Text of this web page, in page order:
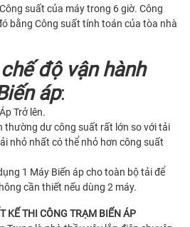
suất của máy trong 6 giờ. Công
bằng Công suất tính toán của tòa nhà
độ vận hành
áp:
Trở lên.
thường dư công suất rất lớn so với tải
nhỏ nhất có thể nhỏ hơn công suất
1 Máy Biến áp cho toàn bộ tải để
cần thiết nếu dùng 2 máy.
KẾ THI CÔNG TRẠM BIẾN ÁP